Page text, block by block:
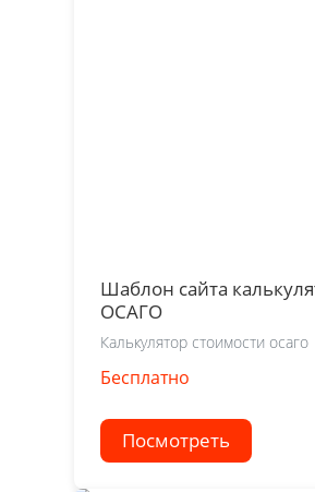
Шаблон сайта
ОСАГО
Калькулятор стоимости осаго
Бесплатно
Посмотреть